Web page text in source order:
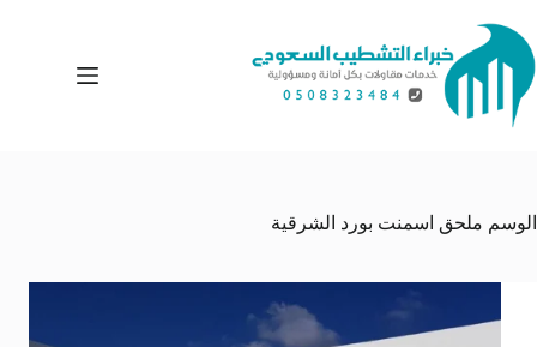
إلى
المحتوى
الوسم ملحق اسمنت بورد الشرقية